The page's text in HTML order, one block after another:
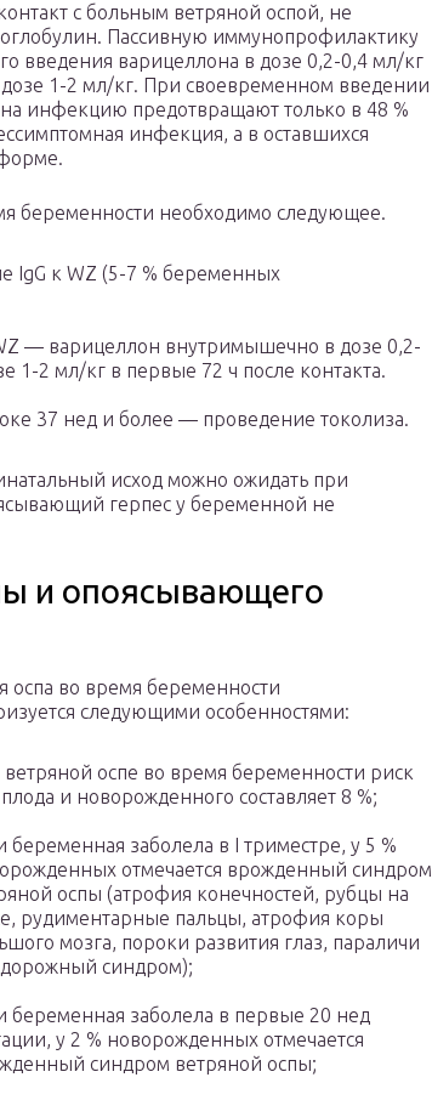
с больным ветряной оспой, не
Пассивную иммунопрофилактику
введения варицеллона в дозе 0,2-0,4 мл/кг
1-2 мл/кг. При своевременном введении
инфекцию предотвращают только в 48 %
инфекция, а в оставшихся
беременности необходимо следующее.
IgG к WZ (5-7 % беременных
— варицеллон внутримышечно в дозе 0,2-
1-2 мл/кг в первые 72 ч после контакта.
37 нед и более — проведение токолиза.
исход можно ожидать при
герпес у беременной не
и опоясывающего
оспа во время беременности
следующими особенностями:
ветряной оспе во время беременности риск
и новорожденного составляет 8 %;
беременная заболела в I триместре, у 5 %
отмечается врожденный синдром
оспы (атрофия конечностей, рубцы на
рудиментарные пальцы, атрофия коры
мозга, пороки развития глаз, параличи
синдром);
беременная заболела в первые 20 нед
у 2 % новорожденных отмечается
синдром ветряной оспы;